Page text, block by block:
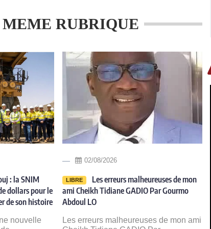
RUBRIQUE
: la SNIM
dollars pour le
de son histoire
nouvelle
02/08/2026
LIBRE
Les erreurs malheureuses de mon
ami Cheikh Tidiane GADIO Par Gourmo
Abdoul LO
Les erreurs malheureuses de mon ami